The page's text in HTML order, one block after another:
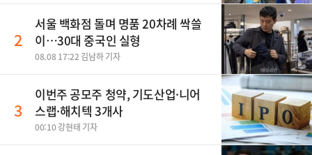
2
서울 백화점 돌며 명품 20차례 싹쓸
이…30대 중국인 실형
08.08 17:22 김남하 기자
3
이번주 공모주 청약, 기도산업·니어
스랩·해치텍 3개사
00:10 강현태 기자